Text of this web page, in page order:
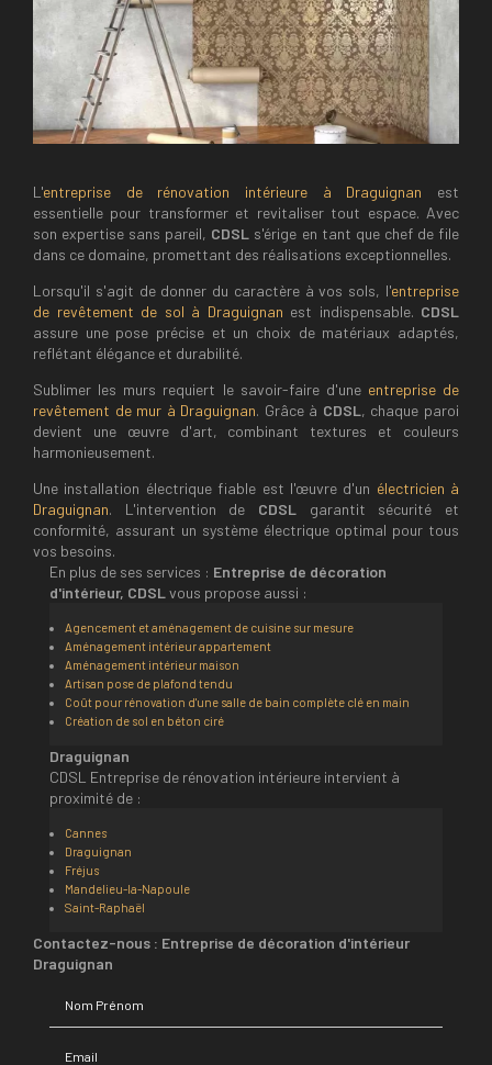
L'entreprise de rénovation intérieure à Draguignan est
essentielle pour transformer et revitaliser tout espace. Avec
son expertise sans pareil, CDSL s'érige en tant que chef de file
dans ce domaine, promettant des réalisations exceptionnelles.
Lorsqu'il s'agit de donner du caractère à vos sols, l'entreprise
de revêtement de sol à Draguignan est indispensable. CDSL
assure une pose précise et un choix de matériaux adaptés,
reflétant élégance et durabilité.
Sublimer les murs requiert le savoir-faire d'une entreprise de
revêtement de mur à Draguignan. Grâce à CDSL, chaque paroi
devient une œuvre d'art, combinant textures et couleurs
harmonieusement.
Une installation électrique fiable est l'œuvre d'un électricien à
Draguignan. L'intervention de CDSL garantit sécurité et
conformité, assurant un système électrique optimal pour tous
vos besoins.
En plus de ses services : Entreprise de décoration
d'intérieur, CDSL vous propose aussi :
Agencement et aménagement de cuisine sur mesure
Aménagement intérieur appartement
Aménagement intérieur maison
Artisan pose de plafond tendu
Coût pour rénovation d'une salle de bain complète clé en main
Création de sol en béton ciré
Draguignan
CDSL Entreprise de rénovation intérieure intervient à
proximité de :
Cannes
Draguignan
Fréjus
Mandelieu-la-Napoule
Saint-Raphaël
Contactez-nous : Entreprise de décoration d'intérieur
Draguignan